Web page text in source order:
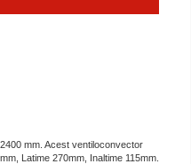
mm. Acest ventiloconvector
Latime 270mm, Inaltime 115mm.